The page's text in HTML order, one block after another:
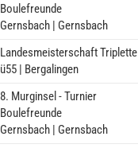
Boulefreunde
Gernsbach | Gernsbach
Landesmeisterschaft Triplette
ü55 | Bergalingen
8. Murginsel - Turnier
Boulefreunde
Gernsbach | Gernsbach